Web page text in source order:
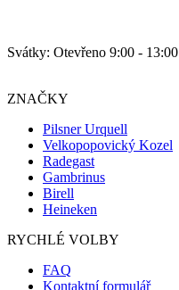
Svátky: Otevřeno 9:00 - 13:00
ZNAČKY
Pilsner Urquell
Velkopopovický Kozel
Radegast
Gambrinus
Birell
Heineken
RYCHLÉ VOLBY
FAQ
Kontaktní formulář